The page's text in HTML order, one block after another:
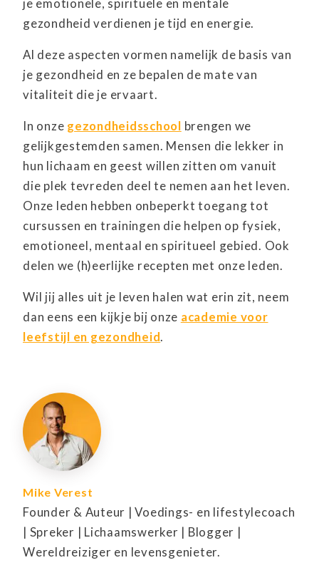
je emotionele, spirituele en mentale
gezondheid verdienen je tijd en energie.
Al deze aspecten vormen namelijk de basis van
je gezondheid en ze bepalen de mate van
vitaliteit die je ervaart.
In onze gezondheidsschool brengen we
gelijkgestemden samen. Mensen die lekker in
hun lichaam en geest willen zitten om vanuit
die plek tevreden deel te nemen aan het leven.
Onze leden hebben onbeperkt toegang tot
cursussen en trainingen die helpen op fysiek,
emotioneel, mentaal en spiritueel gebied. Ook
delen we (h)eerlijke recepten met onze leden.
Wil jij alles uit je leven halen wat erin zit, neem
dan eens een kijkje bij onze academie voor
leefstijl en gezondheid.
Mike Verest
Founder & Auteur | Voedings- en lifestylecoach
| Spreker | Lichaamswerker | Blogger |
Wereldreiziger en levensgenieter.